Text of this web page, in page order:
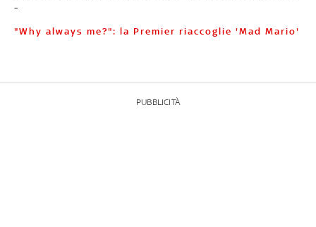
-
"Why always me?": la Premier riaccoglie 'Mad Mario'
PUBBLICITÀ